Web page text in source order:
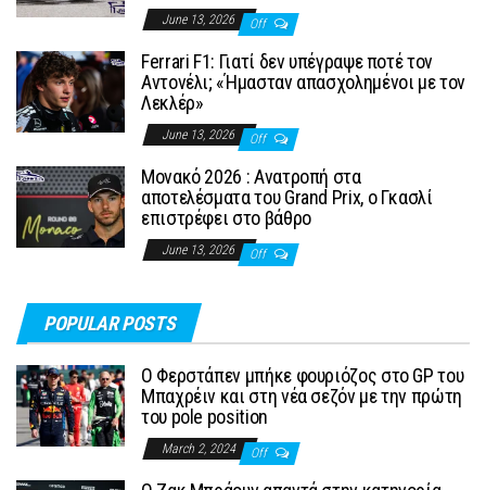
June 13, 2026 Off
Ferrari F1: Γιατί δεν υπέγραψε ποτέ τον
Αντονέλι; «Ήμασταν απασχολημένοι με τον
Λεκλέρ»
June 13, 2026 Off
Μονακό 2026 : Ανατροπή στα
αποτελέσματα του Grand Prix, ο Γκασλί
επιστρέφει στο βάθρο
June 13, 2026 Off
POPULAR POSTS
Ο Φερστάπεν μπήκε φουριόζος στο GP του
Μπαχρέιν και στη νέα σεζόν με την πρώτη
του pole position
March 2, 2024 Off